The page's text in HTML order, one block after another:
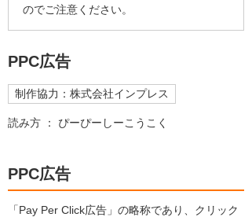
のでご注意ください。
PPC広告
制作協力：株式会社インプレス
読み方 ： ぴーぴーしーこうこく
PPC広告
「Pay Per Click広告」の略称であり、クリック